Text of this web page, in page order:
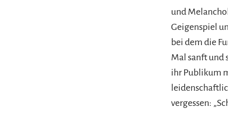
und
Geigenspiel
bei dem die
Mal sanft und
ihr Publikum
vergessen: